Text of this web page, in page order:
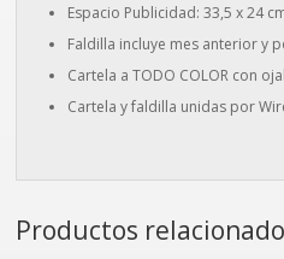
Espacio Publicidad: 33,5 x 24
Faldilla incluye mes anterior y
Cartela a TODO COLOR con
Cartela y faldilla unidas por
Productos